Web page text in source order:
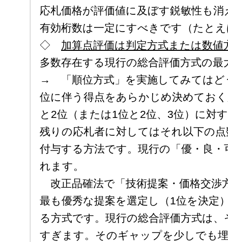
応札価格が評価値に及ぼす鋭敏性も
有効桁数は一定にすべきです（たと
◇ 加算点評価は判定方式または数値
多数存在する現行の総合評価方式の
→ 「順位方式」を実施してみてはど
位に伴う得点をあらかじめ決めてお
と2位（または1位と2位、3位）に対
残りの応札者に対してはそれ以下の
付与する方法です。現行の「優・良
れます。
改正品確法で「技術提案・価格交渉
最も優秀な提案を選定し（1位を決定
る方式です。現行の総合評価方式は
すぎます。そのギャップを少しでも